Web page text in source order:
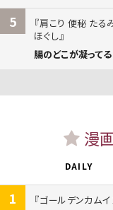
5
肩こり 便秘 たる
ほぐし
腸のどこが凝って
漫
DAILY
1
ゴールデンカムイ